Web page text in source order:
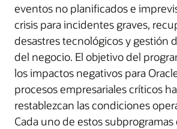
eventos no planificados e
crisis para incidentes graves,
desastres tecnológicos y gestión
del negocio. El objetivo del
los impactos negativos para
procesos empresariales críticos
restablezcan las condiciones
Cada uno de estos subprogramas